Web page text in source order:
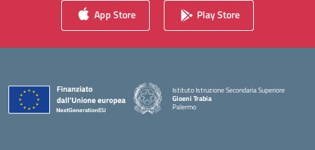
App Store Play Store
Istituto Istruzione Secondaria Superiore
Gioeni Trabia
Palermo